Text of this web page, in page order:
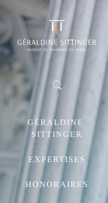
GÉRALDINE
SITTINGER
EXPERTISES
HONORAIRES